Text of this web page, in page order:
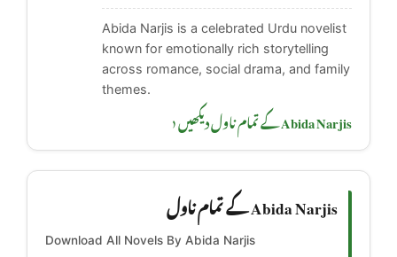
Abida Narjis is a celebrated Urdu novelist
known for emotionally rich storytelling
across romance, social drama, and family
themes.
Abida Narjis کے تمام ناول دیکھیں ‹
Abida Narjis کے تمام ناول
Download All Novels By Abida Narjis